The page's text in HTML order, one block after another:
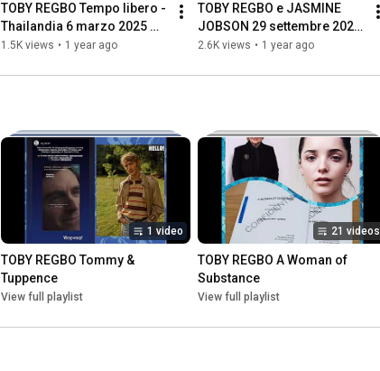
TOBY REGBO Tempo libero -
Thailandia 6 marzo 2025
Rawai Muay Thai (Primo
1.5K views • 1 year ago
TOBY REGBO e JASMINE
JOBSON 29 settembre 2024
Matt e Lisa in "Platform 7"
2.6K views • 1 year ago
1 video
TOBY REGBO Tommy &
Tuppence
View full playlist
21 videos
TOBY REGBO A Woman of
Substance
View full playlist